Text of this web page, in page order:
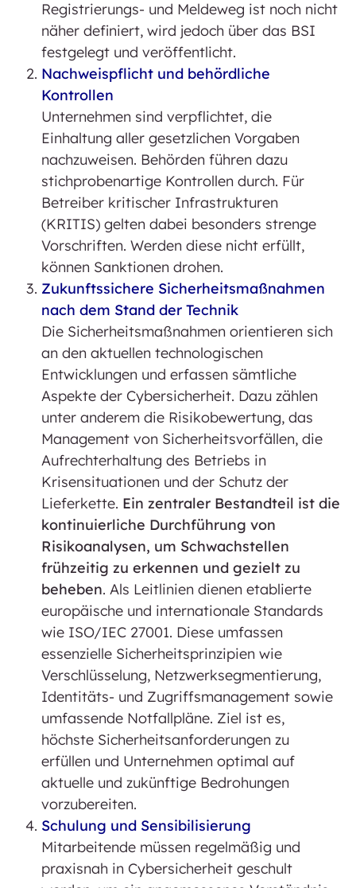
Registrierungs- und Meldeweg ist noch nicht
näher definiert, wird jedoch über das BSI
festgelegt und veröffentlicht.
Nachweispflicht und behördliche
Kontrollen
Unternehmen sind verpflichtet, die
Einhaltung aller gesetzlichen Vorgaben
nachzuweisen. Behörden führen dazu
stichprobenartige Kontrollen durch. Für
Betreiber kritischer Infrastrukturen
(KRITIS) gelten dabei besonders strenge
Vorschriften. Werden diese nicht erfüllt,
können Sanktionen drohen.
Zukunftssichere Sicherheitsmaßnahmen
nach dem Stand der Technik
Die Sicherheitsmaßnahmen orientieren sich
an den aktuellen technologischen
Entwicklungen und erfassen sämtliche
Aspekte der Cybersicherheit. Dazu zählen
unter anderem die Risikobewertung, das
Management von Sicherheitsvorfällen, die
Aufrechterhaltung des Betriebs in
Krisensituationen und der Schutz der
Lieferkette. Ein zentraler Bestandteil ist die
kontinuierliche Durchführung von
Risikoanalysen, um Schwachstellen
frühzeitig zu erkennen und gezielt zu
beheben. Als Leitlinien dienen etablierte
europäische und internationale Standards
wie ISO/IEC 27001. Diese umfassen
essenzielle Sicherheitsprinzipien wie
Verschlüsselung, Netzwerksegmentierung,
Identitäts- und Zugriffsmanagement sowie
umfassende Notfallpläne. Ziel ist es,
höchste Sicherheitsanforderungen zu
erfüllen und Unternehmen optimal auf
aktuelle und zukünftige Bedrohungen
vorzubereiten.
Schulung und Sensibilisierung
Mitarbeitende müssen regelmäßig und
praxisnah in Cybersicherheit geschult